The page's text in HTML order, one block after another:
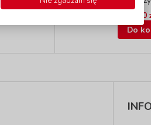
17,50
Do